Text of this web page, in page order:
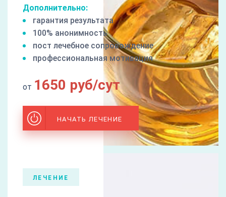
Дополнительно:
гарантия результата
100% анонимность
пост лечебное сопровождение
профессиональная мотивация
от 1650 руб/сут
НАЧАТЬ ЛЕЧЕНИЕ
ЛЕЧЕНИЕ